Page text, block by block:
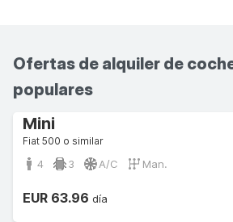
Ofertas de alquiler de
populares
Mini
Fiat 500 o similar
4 3 A/C Man.
EUR 63.96 día